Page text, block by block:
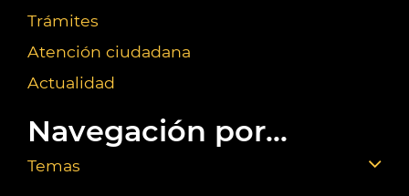
Trámites
Atención ciudadana
Actualidad
Navegación por...
Temas